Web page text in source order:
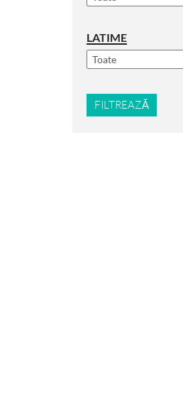
LATIME
FILTREAZĂ